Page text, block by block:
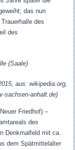
das nun
des
des
aus: wikipedia.org,
sachsen-anhalt.de)
Friedhof) –
des
Denkmalfeld mit ca.
dem Spätmittelalter